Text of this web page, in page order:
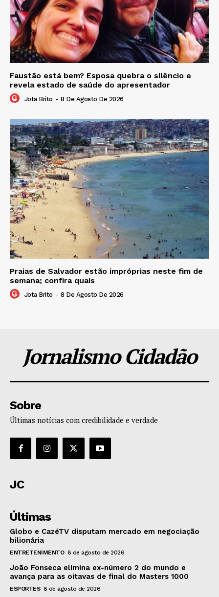
Faustão está bem? Esposa quebra o silêncio e
revela estado de saúde do apresentador
Jota Brito - 8 De Agosto De 2026
Praias de Salvador estão impróprias neste fim de
semana; confira quais
Jota Brito - 8 De Agosto De 2026
Jornalismo Cidadão
Sobre
Últimas notícias com credibilidade e verdade
JC
Últimas
Globo e CazéTV disputam mercado em negociação
bilionária
ENTRETENIMENTO 8 de agosto de 2026
João Fonseca elimina ex-número 2 do mundo e
avança para as oitavas de final do Masters 1000
ESPORTES 8 de agosto de 2026